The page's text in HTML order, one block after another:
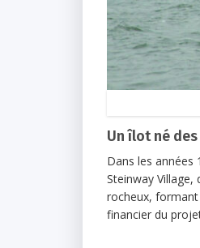
Un îlot né des
Dans les années
Steinway Village,
rocheux,
financier du